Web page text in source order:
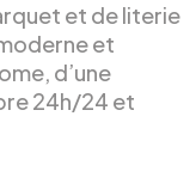
et de literie
et
d’une
24h/24 et